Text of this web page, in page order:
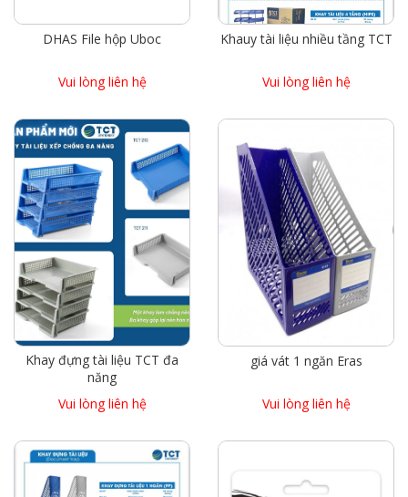
DHAS File hộp Uboc
Vui lòng liên hệ
Khauy tài liệu nhiều tầng TCT
Vui lòng liên hệ
Khay đựng tài liệu TCT đa
năng
Vui lòng liên hệ
giá vát 1 ngăn Eras
Vui lòng liên hệ